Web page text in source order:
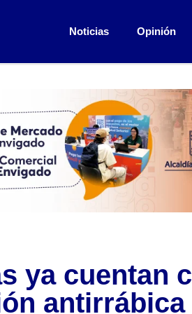
Noticias Opinión
ya cuentan
antirrábica